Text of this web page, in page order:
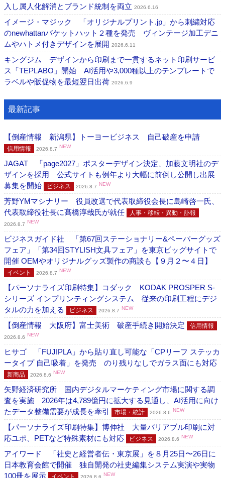
入し属人化解消とブランド統制を両立 2026.6.16
イメージ・マジック 「オリジナルプリント.jp」から刺繍対応
のnewhattanバケットハット２種を発売 ヴィンテージ加工デニ
ムやハトメ付きデザインを展開 2026.6.11
キングジム デザインから印刷まで一貫するネット印刷サービ
ス「TEPLABO」開始 AI活用や3,000種以上のテンプレートで
ラベルや販促物を最短翌日出荷 2026.6.9
最新記事
【倒産情報 新潟県】トーヨービジネス 自己破産を申請
信用情報 2026.8.7 NEW
JAGAT 「page2027」ポスターデザイン決定、加藤文明社のデ
ザインを採用 公式サイトも例年より大幅に前倒し公開し出展
募集を開始
ビジネス 2026.8.7 NEW
芳野YMマシナリー 役員改選で代表取締役会長に島崎啓一氏、
代表取締役社長に髙橋淳哉氏が就任
人事・移転・異動・訃報
2026.8.7 NEW
ビジネスガイド社 「第67回ステーショナリー&ペーパーグッズ
フェア」「第34回STYLISH文具フェア」を東京ビッグサイトで
開催 OEMやオリジナルグッズ製作の商談も【９月２〜４日】
イベント 2026.8.7 NEW
【パーソナライズ印刷特集】コダック KODAK PROSPER S-
シリーズ インプリンティングシステム 従来の印刷工程にデジ
タルの力を加える
ビジネス 2026.8.7 NEW
【倒産情報 大阪府】富士美術 破産手続き開始決定 信用情報
2026.8.6 NEW
ヒサゴ 「FUJIPLA」から貼り直し可能な「CPリーフ ステッカ
ータイプ 自己吸着」を発売 のり残りなしでガラス面にも対応
新商品 2026.8.6 NEW
矢野経済研究所 国内デジタルマーケティング市場に関する調
査を実施 2026年は4,789億円に拡大する見通し、AI活用に向け
たデータ整備需要が成長を牽引
市場・統計 2026.8.6 NEW
【パーソナライズ印刷特集】博伸社 大量バリアブル印刷に対
応ユポ、PETなど特殊素材にも対応
ビジネス 2026.8.6 NEW
アイワード 「社史と経営者伝・東京展」を８月25日〜26日に
日本教育会館で開催 独自開発の社史編集システム実演や実物
100冊を展示
イベント 2026.8.6 NEW